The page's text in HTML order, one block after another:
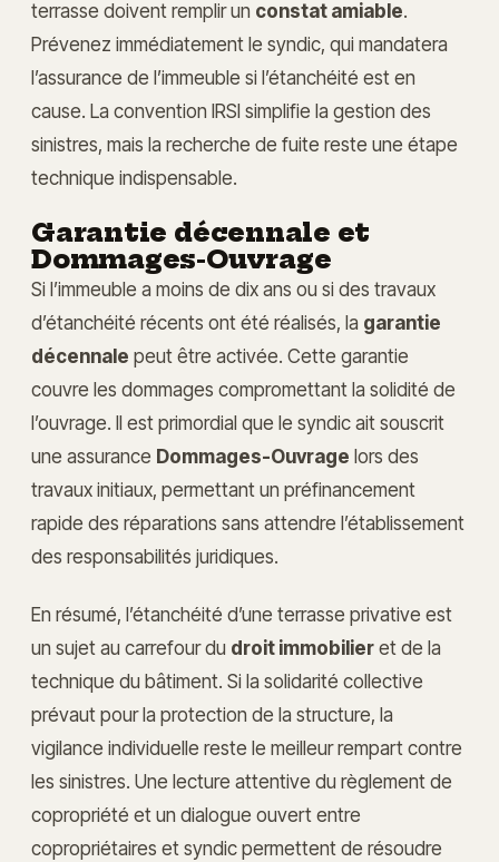
terrasse doivent remplir un constat amiable.
Prévenez immédiatement le syndic, qui mandatera
l’assurance de l’immeuble si l’étanchéité est en
cause. La convention IRSI simplifie la gestion des
sinistres, mais la recherche de fuite reste une étape
technique indispensable.
Garantie décennale et
Dommages-Ouvrage
Si l’immeuble a moins de dix ans ou si des travaux
d’étanchéité récents ont été réalisés, la garantie
décennale peut être activée. Cette garantie
couvre les dommages compromettant la solidité de
l’ouvrage. Il est primordial que le syndic ait souscrit
une assurance Dommages-Ouvrage lors des
travaux initiaux, permettant un préfinancement
rapide des réparations sans attendre l’établissement
des responsabilités juridiques.
En résumé, l’étanchéité d’une terrasse privative est
un sujet au carrefour du droit immobilieret de la
technique du bâtiment. Si la solidarité collective
prévaut pour la protection de la structure, la
vigilance individuelle reste le meilleur rempart contre
les sinistres. Une lecture attentive du règlement de
copropriété et un dialogue ouvert entre
copropriétaires et syndic permettent de résoudre